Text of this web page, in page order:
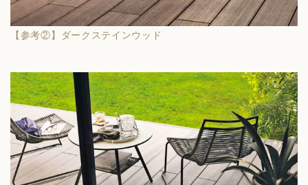
【参考②】ダークステインウッド